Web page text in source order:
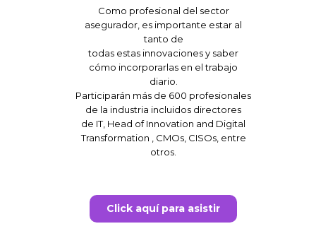
Como profesional del sector
asegurador, es importante estar al
tanto de
todas estas innovaciones y saber
cómo incorporarlas en el trabajo
diario.
Participarán más de 600 profesionales
de la industria incluidos directores
de IT, Head of Innovation and Digital
Transformation , CMOs, CISOs, entre
otros.
Click aquí para asistir